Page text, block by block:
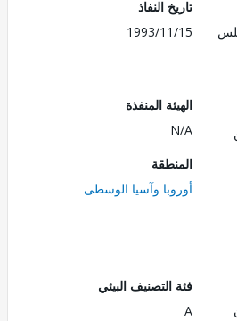
تاريخ النفاذ
1993/11/15
الهيئة المنفذة
أوروبا وآسيا الوسطى
فئة التصنيف البيئي
A